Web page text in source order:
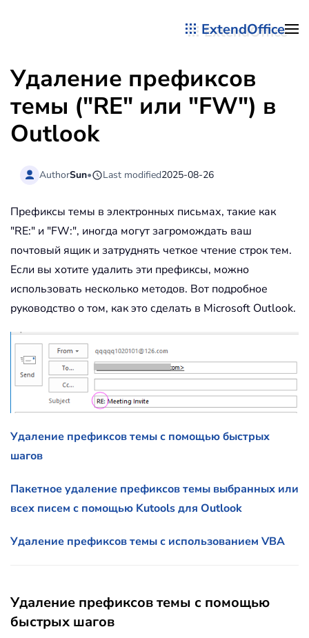
ExtendOffice
Удаление префиксов
темы ("RE" или "FW") в
Outlook
AuthorSun• Last modified2025-08-26
Префиксы темы в электронных письмах, такие как
"RE:" и "FW:", иногда могут загромождать ваш
почтовый ящик и затруднять четкое чтение строк тем.
Если вы хотите удалить эти префиксы, можно
использовать несколько методов. Вот подробное
руководство о том, как это сделать в Microsoft Outlook.
Удаление префиксов темы с помощью быстрых
шагов
Пакетное удаление префиксов темы выбранных или
всех писем с помощью Kutools для Outlook
Удаление префиксов темы с использованием VBA
Удаление префиксов темы с помощью
быстрых шагов